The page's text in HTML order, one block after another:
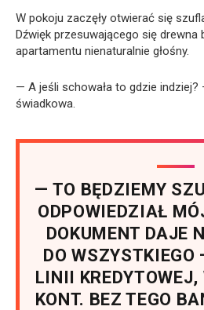
W pokoju zaczęły otwierać się
Dźwięk przesuwającego się drewna
apartamentu nienaturalnie głośny.
— A jeśli schowała to gdzie indziej?
świadkowa.
— TO BĘDZIEMY
ODPOWIEDZIAŁ
DOKUMENT DAJE
DO
LINII
KONT. BEZ TEGO